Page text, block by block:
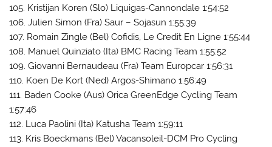
105. Kristijan Koren (Slo) Liquigas-Cannondale 1:54:52
106. Julien Simon (Fra) Saur – Sojasun 1:55:39
107. Romain Zingle (Bel) Cofidis, Le Credit En Ligne 1:55:44
108. Manuel Quinziato (Ita) BMC Racing Team 1:55:52
109. Giovanni Bernaudeau (Fra) Team Europcar 1:56:31
110. Koen De Kort (Ned) Argos-Shimano 1:56:49
111. Baden Cooke (Aus) Orica GreenEdge Cycling Team
1:57:46
112. Luca Paolini (Ita) Katusha Team 1:59:11
113. Kris Boeckmans (Bel) Vacansoleil-DCM Pro Cycling